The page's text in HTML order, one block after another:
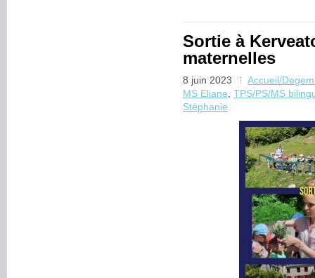
Sortie à
maternelles
8 juin 2023
Accueil/
MS Eliane, TPS/PS/MS
Stéphanie